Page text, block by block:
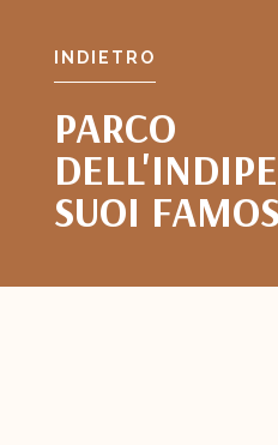
INDIETRO
PARCO
SUOI